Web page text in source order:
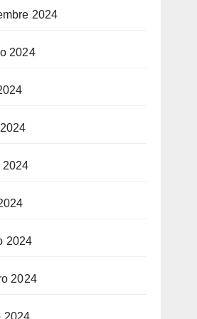
2024
2024
2024
2024
2024
2024